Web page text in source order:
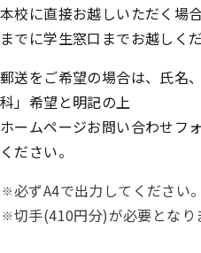
本校に直接お越しいただく場
までに学生窓口までお越しくだ
郵送をご希望の場合は、氏名
科」希望と明記の上
ホームページお問い合わせフ
ください。
必ずA4で出力してください。
切手(410円分)が必要となり